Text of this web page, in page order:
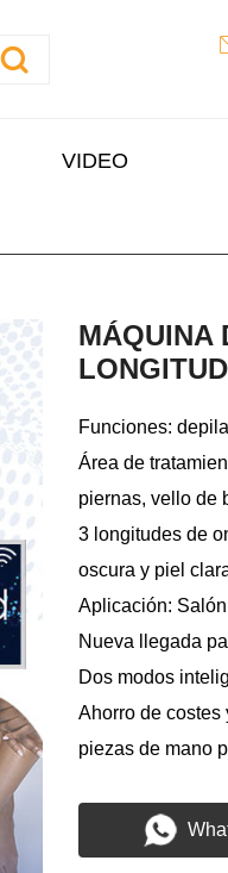
VIDEO
MÁQUINA
Funciones:
Área de
piernas, vello de
3 longitudes de
oscura y piel
Aplicación:
Nueva llegada
Dos modos
Ahorro de costes
piezas de mano